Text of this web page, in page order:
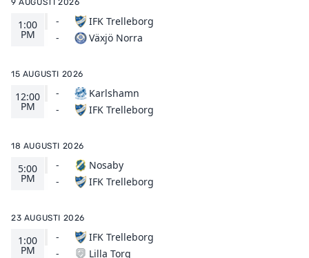
9 AUGUSTI 2026
1:00
PM
-
-
IFK Trelleborg
Växjö Norra
15 AUGUSTI 2026
12:00
PM
-
-
Karlshamn
IFK Trelleborg
18 AUGUSTI 2026
5:00
PM
-
-
Nosaby
IFK Trelleborg
23 AUGUSTI 2026
1:00
PM
-
-
IFK Trelleborg
Lilla Torg